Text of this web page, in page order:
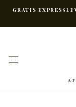
innehåll
GRATIS